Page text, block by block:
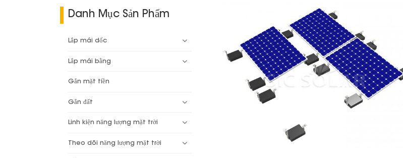
Danh Mục Sản Phẩm
Lắp mái dốc
Lắp mái bằng
Gắn mặt tiền
Gắn đất
Linh kiện năng lượng mặt trời
Theo dõi năng lượng mặt trời